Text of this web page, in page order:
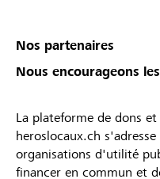
Nos partenaires
Nous encourageons
La plateforme de dons
heroslocaux.ch
organisations d'utilité
financer en commun et